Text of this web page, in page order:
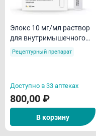
Элокс 10 мг/мл раствор
для внутримышечного
введения 1,5мл N5
Рецептурный препарат
Доступно в 33 аптеках
800,00 ₽
В корзину